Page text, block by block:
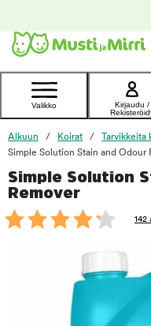
Ota yhteyttä
asiakaspalveluun
Valikko
Kirjaudu /
Alkuun Koirat
Simple Solution Stain and Odour
Simple Solution
Remover
142
foo